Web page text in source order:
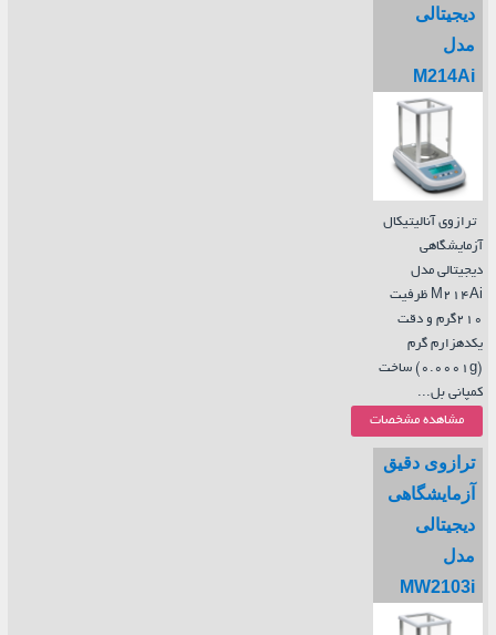
دیجیتالی
مدل
M214Ai
ترازوی آنالیتیکال
آزمایشگاهی
دیجیتالی مدل
M214Ai ظرفیت
210گرم و دقت
یکدهزارم گرم
(0.0001g) ساخت
کمپانی بل...
مشاهده مشخصات
ترازوی دقیق
آزمایشگاهی
دیجیتالی
مدل
MW2103i